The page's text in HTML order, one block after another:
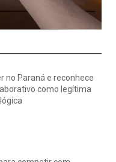
no Paraná e reconhece
como legítima